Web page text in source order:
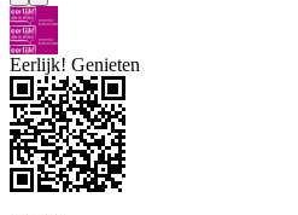
Eerlijk! Genieten